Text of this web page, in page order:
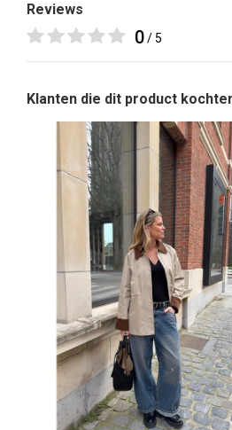
Reviews
0/ 5
Klanten die dit product